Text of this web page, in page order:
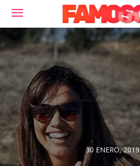
30 ENERO, 2019